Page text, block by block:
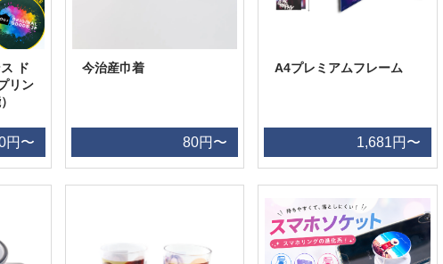
ド
リン
円〜
今治産巾着
80円〜
A4プレミアムフレーム
1,681円〜